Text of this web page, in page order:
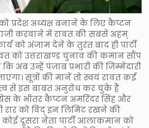
प्रदेश अध्यक्ष बनाने के लिए कैप्टन
करवाने में रावत की सबसे अहम्
को अंजाम देने के तुरंत बाद ही पार्टी
को उत्तराखण्ड चुनाव की कमान सौंप
अब उन्हें पंजाब प्रभारी की जिम्मेदारी
सूत्रों की मानें तो स्वयं रावत कई
से इस बाबत अनुरोध कर चुके हैं
के भीतर कैप्टन अमरिंदर सिंह और
रार को विद् इन लिमिट रखने की
दूसरा नेता पार्टी आलाकमान को